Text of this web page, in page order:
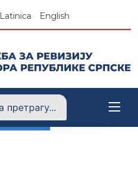
Latinica English